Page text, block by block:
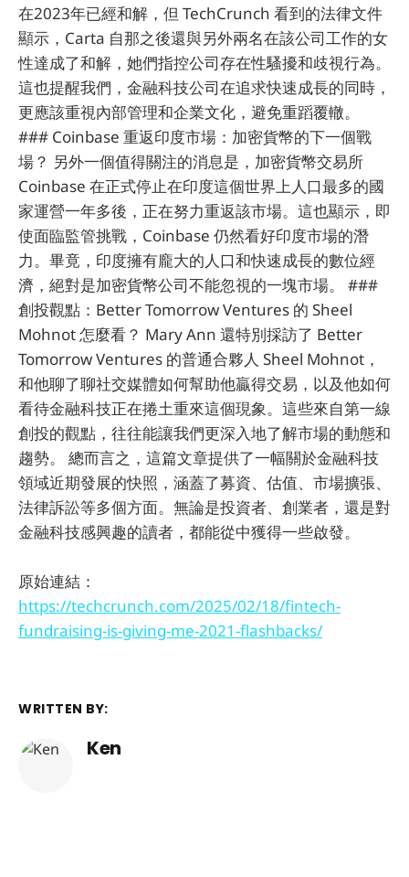
在2023年已經和解，但 TechCrunch 看到的法律文件
顯示，Carta 自那之後還與另外兩名在該公司工作的女
性達成了和解，她們指控公司存在性騷擾和歧視行為。
這也提醒我們，金融科技公司在追求快速成長的同時，
更應該重視內部管理和企業文化，避免重蹈覆轍。
### Coinbase 重返印度市場：加密貨幣的下一個戰
場？ 另外一個值得關注的消息是，加密貨幣交易所
Coinbase 在正式停止在印度這個世界上人口最多的國
家運營一年多後，正在努力重返該市場。這也顯示，即
使面臨監管挑戰，Coinbase 仍然看好印度市場的潛
力。畢竟，印度擁有龐大的人口和快速成長的數位經
濟，絕對是加密貨幣公司不能忽視的一塊市場。 ###
創投觀點：Better Tomorrow Ventures 的 Sheel
Mohnot 怎麼看？ Mary Ann 還特別採訪了 Better
Tomorrow Ventures 的普通合夥人 Sheel Mohnot，
和他聊了聊社交媒體如何幫助他贏得交易，以及他如何
看待金融科技正在捲土重來這個現象。這些來自第一線
創投的觀點，往往能讓我們更深入地了解市場的動態和
趨勢。 總而言之，這篇文章提供了一幅關於金融科技
領域近期發展的快照，涵蓋了募資、估值、市場擴張、
法律訴訟等多個方面。無論是投資者、創業者，還是對
金融科技感興趣的讀者，都能從中獲得一些啟發。
原始連結：
https://techcrunch.com/2025/02/18/fintech-
fundraising-is-giving-me-2021-flashbacks/
WRITTEN BY:
Ken